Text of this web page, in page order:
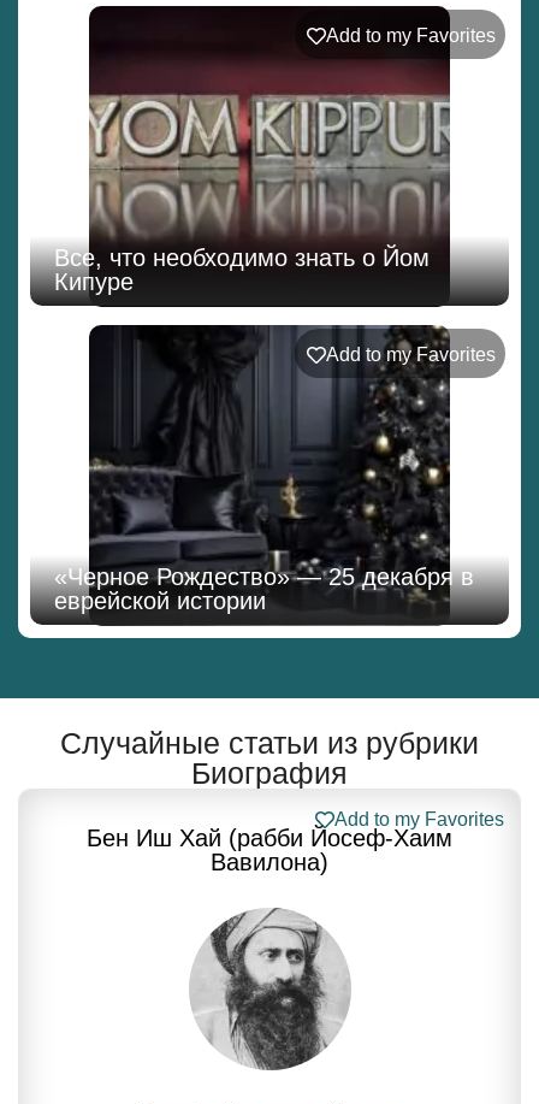
Add to my Favorites
Все, что необходимо знать о Йом
Кипуре
Add to my Favorites
«Черное Рождество» — 25 декабря в
еврейской истории
Случайные статьи из рубрики
Биография
Бен Иш Хай (рабби Йосеф-Хаим
Вавилона)
Add to my Favorites